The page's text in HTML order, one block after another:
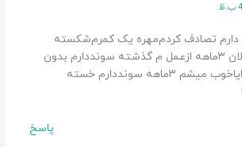
من ۵۷سال دارم تصادف کردم‌مهره یک کمرم‌شکسته
پلاتین گذاشتن الان ۳ماهه ازعمل م گذشته سونددارم بدون
سوندادارنمیکنم ایاخوب میشم ۳ماهه سونددارم خسته
پاسخ